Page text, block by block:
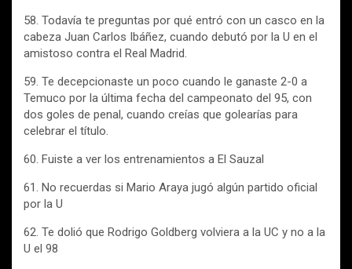
58. Todavía te preguntas por qué entró con un casco en la
cabeza Juan Carlos Ibáñez, cuando debutó por la U en el
amistoso contra el Real Madrid.
59. Te decepcionaste un poco cuando le ganaste 2-0 a
Temuco por la última fecha del campeonato del 95, con
dos goles de penal, cuando creías que golearías para
celebrar el título.
60. Fuiste a ver los entrenamientos a El Sauzal
61. No recuerdas si Mario Araya jugó algún partido oficial
por la U
62. Te dolió que Rodrigo Goldberg volviera a la UC y no a la
U el 98